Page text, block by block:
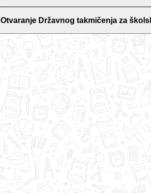
Otvaranje Državnog takmičenja za